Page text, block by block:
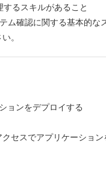
るスキルがあること
ム確認に関する基本的な
。
ョンをデプロイする
セスでアプリケーション